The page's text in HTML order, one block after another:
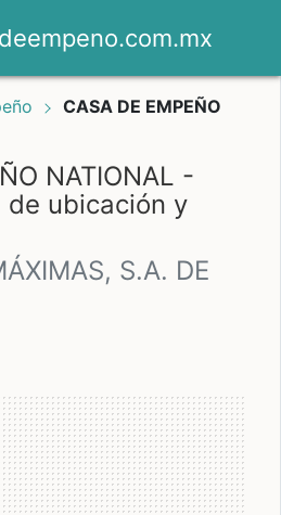
CASA DE EMPEÑO
NATIONAL -
de ubicación y
S.A. DE